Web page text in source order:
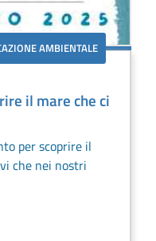
AMBIENTALE
il mare che ci
per scoprire il
che nei nostri